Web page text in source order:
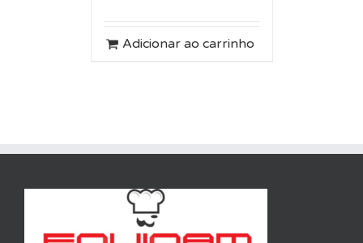
Adicionar ao carrinho